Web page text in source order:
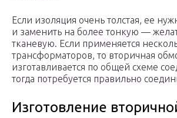
Если изоляция очень толстая, ее
и заменить на более тонкую —
тканевую. Если применяется
трансформаторов, то вторичная
изготавливается по общей схеме
тогда потребуется правильно
Изготовление